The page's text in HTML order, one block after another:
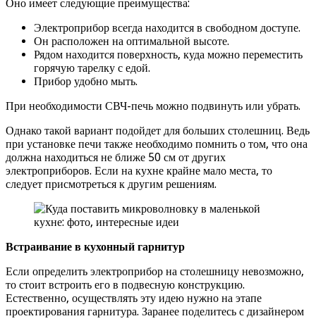
Оно имеет следующие преимущества:
Электроприбор всегда находится в свободном доступе.
Он расположен на оптимальной высоте.
Рядом находится поверхность, куда можно переместить
горячую тарелку с едой.
Прибор удобно мыть.
При необходимости СВЧ-печь можно подвинуть или убрать.
Однако такой вариант подойдет для больших столешниц. Ведь
при установке печи также необходимо помнить о том, что она
должна находиться не ближе 50 см от других
электроприборов. Если на кухне крайне мало места, то
следует присмотреться к другим решениям.
Встраивание в кухонный гарнитур
Если определить электроприбор на столешницу невозможно,
то стоит встроить его в подвесную конструкцию.
Естественно, осуществлять эту идею нужно на этапе
проектирования гарнитура. Заранее поделитесь с дизайнером